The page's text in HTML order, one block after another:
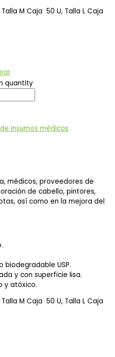
M Caja 50 U, Talla L Caja
quantity
insumos médicos
médicos, proveedores de
de cabello, pintores,
así como en la mejora del
biodegradable USP.
y con superficie lisa.
y atóxico.
M Caja 50 U, Talla L Caja